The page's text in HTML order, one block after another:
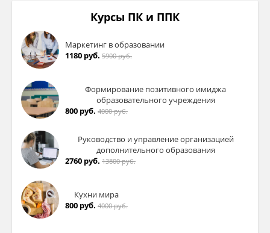
Курсы ПК и ППК
Маркетинг в образовании
1180 руб. 5900 руб.
Формирование позитивного имиджа
образовательного учреждения
800 руб. 4000 руб.
Руководство и управление организацией
дополнительного образования
2760 руб. 13800 руб.
Кухни мира
800 руб. 4000 руб.